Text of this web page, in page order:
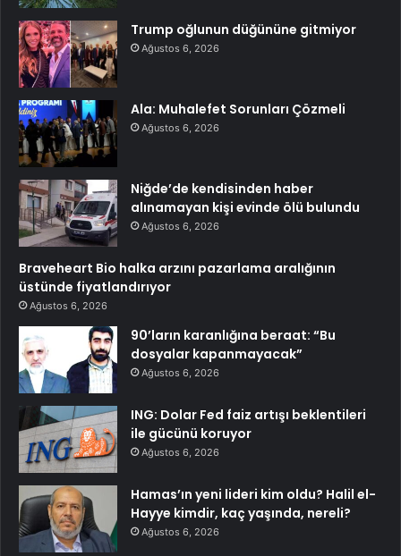
Trump oğlunun düğününe gitmiyor
Ağustos 6, 2026
Ala: Muhalefet Sorunları Çözmeli
Ağustos 6, 2026
Niğde’de kendisinden haber
alınamayan kişi evinde ölü bulundu
Ağustos 6, 2026
Braveheart Bio halka arzını pazarlama aralığının
üstünde fiyatlandırıyor
Ağustos 6, 2026
90’ların karanlığına beraat: “Bu
dosyalar kapanmayacak”
Ağustos 6, 2026
ING: Dolar Fed faiz artışı beklentileri
ile gücünü koruyor
Ağustos 6, 2026
Hamas’ın yeni lideri kim oldu? Halil el-
Hayye kimdir, kaç yaşında, nereli?
Ağustos 6, 2026